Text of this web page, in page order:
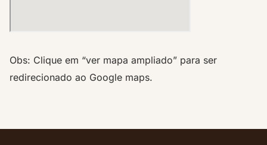
Obs: Clique em “ver mapa ampliado” para ser
redirecionado ao Google maps.